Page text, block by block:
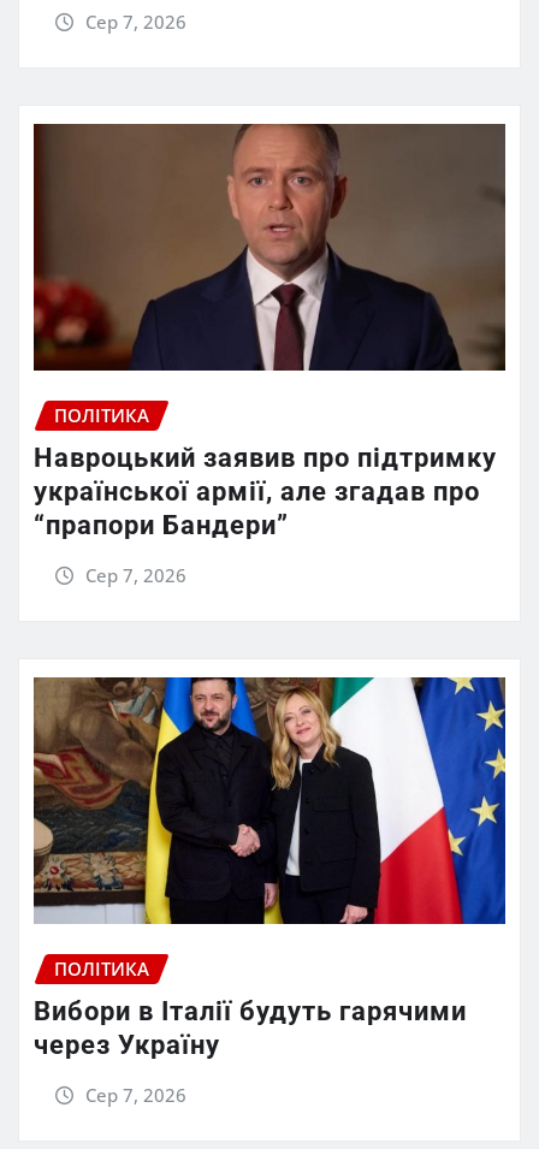
Сер 7, 2026
ПОЛІТИКА
Навроцький заявив про підтримку
української армії, але згадав про
“прапори Бандери”
Сер 7, 2026
ПОЛІТИКА
Вибори в Італії будуть гарячими
через Україну
Сер 7, 2026